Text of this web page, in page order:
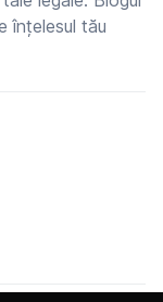
înțelesul tău